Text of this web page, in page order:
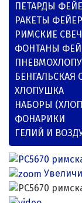
ПЕТАРДЫ
РАКЕТЫ
РИМСКИЕ
ФОНТАНЫ
БЕНГАЛЬСКАЯ
ХЛОПУШКА
НАБОРЫ
ФОНАРИКИ
ГЕЛИЙ И